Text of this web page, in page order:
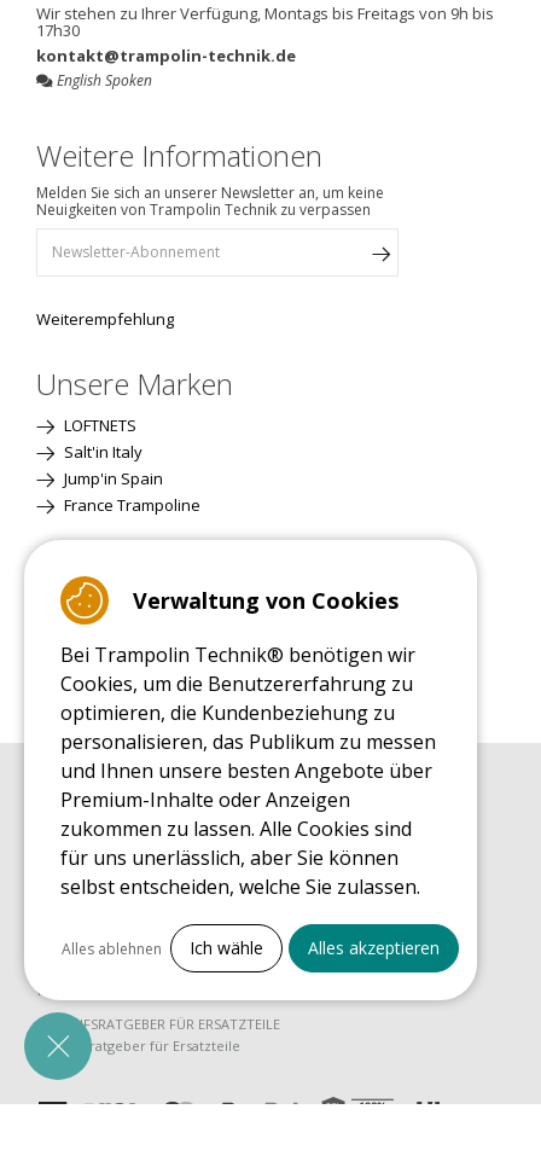
Wir stehen zu Ihrer Verfügung, Montags bis Freitags von 9h bis
17h30
kontakt@trampolin-technik.de
English Spoken
Weitere Informationen
Melden Sie sich an unserer Newsletter an, um keine
Neuigkeiten von Trampolin Technik zu verpassen
Weiterempfehlung
Unsere Marken
LOFTNETS
Salt'in Italy
Jump'in Spain
France Trampoline
EINKAUFSRATGEBER
Einkaufsratgeber
MONTAGE RATGEBER
Montagehinweise für ein Freizeit Trampolin
Pflegeratgeber für Ihr Freizeit Trampolin
Was Sie über Freizeit Trampoline wissen sollten
EINKAUFSRATGEBER FÜR ERSATZTEILE
Einkaufsratgeber für Ersatzteile
Verwaltung von Cookies
Bei Trampolin Technik® benötigen wir
Cookies, um die Benutzererfahrung zu
optimieren, die Kundenbeziehung zu
personalisieren, das Publikum zu messen
und Ihnen unsere besten Angebote über
Premium-Inhalte oder Anzeigen
zukommen zu lassen. Alle Cookies sind
für uns unerlässlich, aber Sie können
selbst entscheiden, welche Sie zulassen.
Alles ankreuzen
Notwendige Cookies
PrestaShop
Für den Betrieb der Website erforderlich
Alles ablehnen Ich wähle Alles akzeptieren